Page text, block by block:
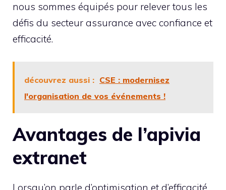
nous sommes équipés pour relever tous les
défis du secteur assurance avec confiance et
efficacité.
découvrez aussi : CSE : modernisez
l'organisation de vos événements !
Avantages de l’apivia
extranet
Lorsqu’on parle d’optimisation et d’efficacité